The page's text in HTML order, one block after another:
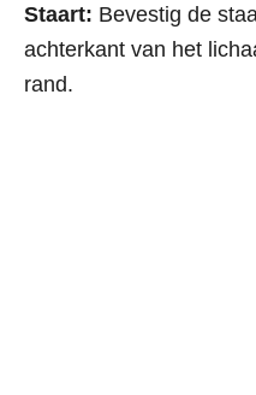
Staart: Bevestig de
achterkant van het
rand.